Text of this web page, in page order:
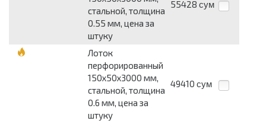
стальной, толщина
0.55 мм, цена за
штуку
55428 сум
Лоток
перфорированный
150х50х3000 мм,
стальной, толщина
0.6 мм, цена за
штуку
49410 сум